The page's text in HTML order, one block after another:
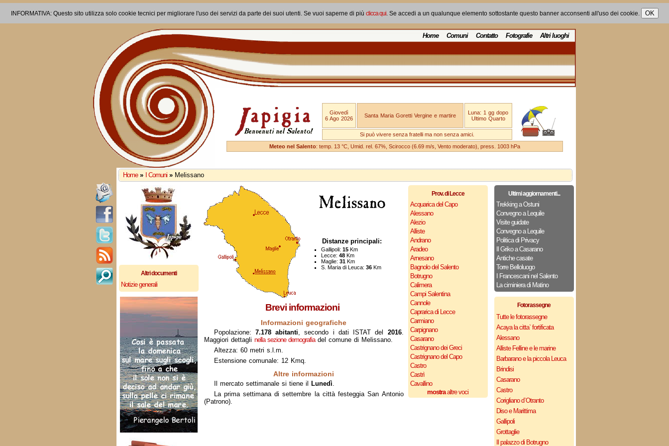
INFORMATIVA: Questo sito utilizza solo cookie tecnici per migliorare l'uso dei servizi da parte dei suoi utenti. Se vuoi saperne di più clicca qui. Se accedi a un qualunque elemento sottostante questo banner acconsenti all'uso dei cookie.
Home Comuni Contatto Fotografie Altri luoghi
Giovedì
6 Ago 2026
Santa Maria Goretti Vergine e martire
Luna: 1 gg dopo
Ultimo Quarto
Si può vivere senza fratelli ma non senza amici.
Meteo nel Salento: temp. 13 °C, Umid. rel. 67%, Scirocco (6.69 m/s, Vento moderato), press. 1003 hPa
Home » I Comuni » Melissano
Altri documenti
Notizie generali
Prov. di Lecce
Acquarica del Capo
Alessano
Alezio
Alliste
Andrano
Aradeo
Arnesano
Bagnolo del Salento
Botrugno
Calimera
Campi Salentina
Cannole
Caprarica di Lecce
Carmiano
Carpignano
Casarano
Castrignano dei Greci
Castrignano del Capo
Castro
Castrì
Cavallino
mostraaltre voci
Distanze principali:
Gallipoli: 15Km
Lecce: 48Km
Maglie: 31Km
S. Maria di Leuca: 36Km
Brevi informazioni
Informazioni geografiche
Popolazione: 7.178 abitanti, secondo i dati ISTAT del 2016.
Maggiori dettagli nella sezione demografiadel comune di Melissano.
Altezza: 60 metri s.l.m.
Estensione comunale: 12 Kmq.
Altre informazioni
Il mercato settimanale si tiene il Lunedì.
La prima settimana di settembre la città festeggia San Antonio
(Patrono).
Ultimi aggiornamenti...
Trekking a Ostuni
Convegno a Lequile
Visite guidate
Convegno a Lequile
Politica di Privacy
Il Griko a Casarano
Antiche casate
Torre Belloluogo
I Francescani nel Salento
La ciminiera di Matino
Fotorassegne
Tutte le fotorassegne
Acaya la citta` fortificata
Alessano
Alliste Felline e le marine
Barbarano e la piccola Leuca
Brindisi
Casarano
Castro
Corigliano d`Otranto
Diso e Marittima
Gallipoli
Grottaglie
Il palazzo di Botrugno